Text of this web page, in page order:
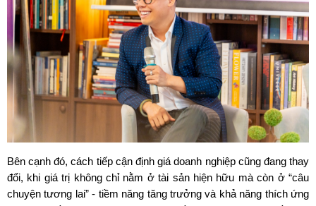
Bên cạnh đó, cách tiếp cận định giá doanh nghiệp cũng đang thay
đổi, khi giá trị không chỉ nằm ở tài sản hiện hữu mà còn ở “câu
chuyện tương lai” - tiềm năng tăng trưởng và khả năng thích ứng